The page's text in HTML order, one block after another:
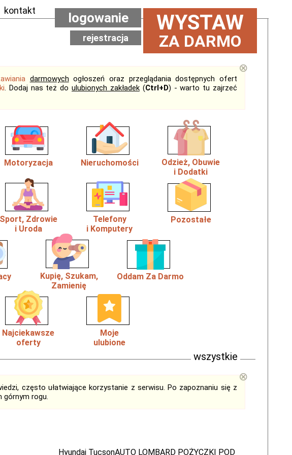
kontakt WYSTAW
ZA DARMO
logowanie
rejestracja
darmowych ogłoszeń oraz przeglądania dostępnych ofert
. Dodaj nas też doulubionych zakładek(Ctrl+D) - warto tu zajrzeć
⊗
Motoryzacja Nieruchomości
Odzież, Obuwie
i Dodatki
Sport, Zdrowie
i Uroda
Telefony
i Komputery
Pozostałe
Kupię, Szukam,
Zamienię
Oddam Za Darmo
Najciekawsze
oferty
Moje
ulubione
wszystkie
często ułatwiające korzystanie z serwisu. Po zapoznaniu się z
górnym rogu.
⊗
Hyundai TucsonAUTO LOMBARD POŻYCZKI POD